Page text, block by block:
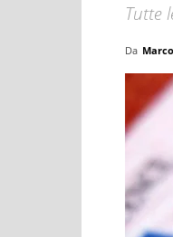
Tutte
Da